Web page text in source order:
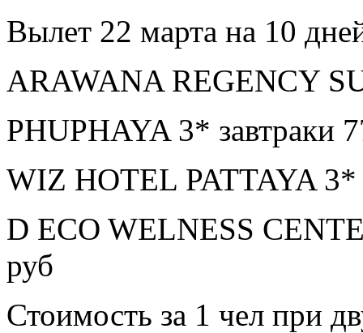
Вылет 22 марта на 10
ARAWANA REGENCY
PHUPHAYA 3* завтраки
WIZ HOTEL PATTAYA 3*
D ECO WELNESS
руб
Стоимость за 1 чел при